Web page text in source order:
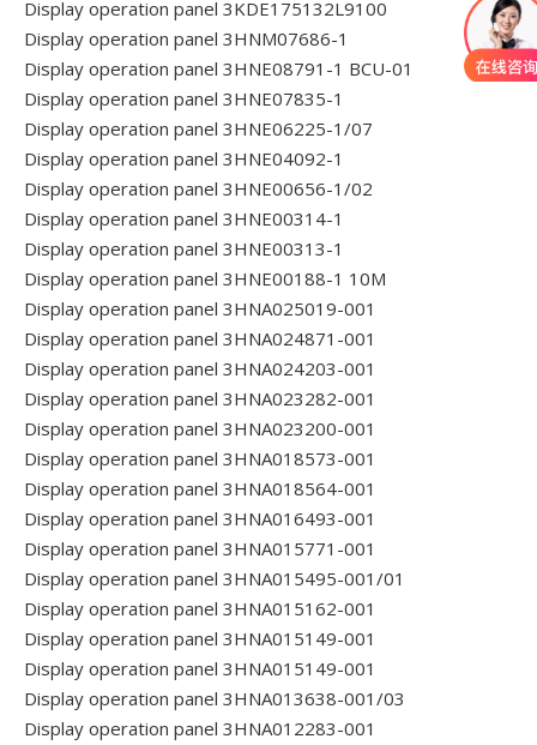
Display operation panel 3KDE175132L9100
Display operation panel 3HNM07686-1
Display operation panel 3HNE08791-1 BCU-01
Display operation panel 3HNE07835-1
Display operation panel 3HNE06225-1/07
Display operation panel 3HNE04092-1
Display operation panel 3HNE00656-1/02
Display operation panel 3HNE00314-1
Display operation panel 3HNE00313-1
Display operation panel 3HNE00188-1 10M
Display operation panel 3HNA025019-001
Display operation panel 3HNA024871-001
Display operation panel 3HNA024203-001
Display operation panel 3HNA023282-001
Display operation panel 3HNA023200-001
Display operation panel 3HNA018573-001
Display operation panel 3HNA018564-001
Display operation panel 3HNA016493-001
Display operation panel 3HNA015771-001
Display operation panel 3HNA015495-001/01
Display operation panel 3HNA015162-001
Display operation panel 3HNA015149-001
Display operation panel 3HNA015149-001
Display operation panel 3HNA013638-001/03
Display operation panel 3HNA012283-001